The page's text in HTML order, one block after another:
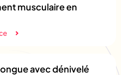
musculaire en
avec dénivelé